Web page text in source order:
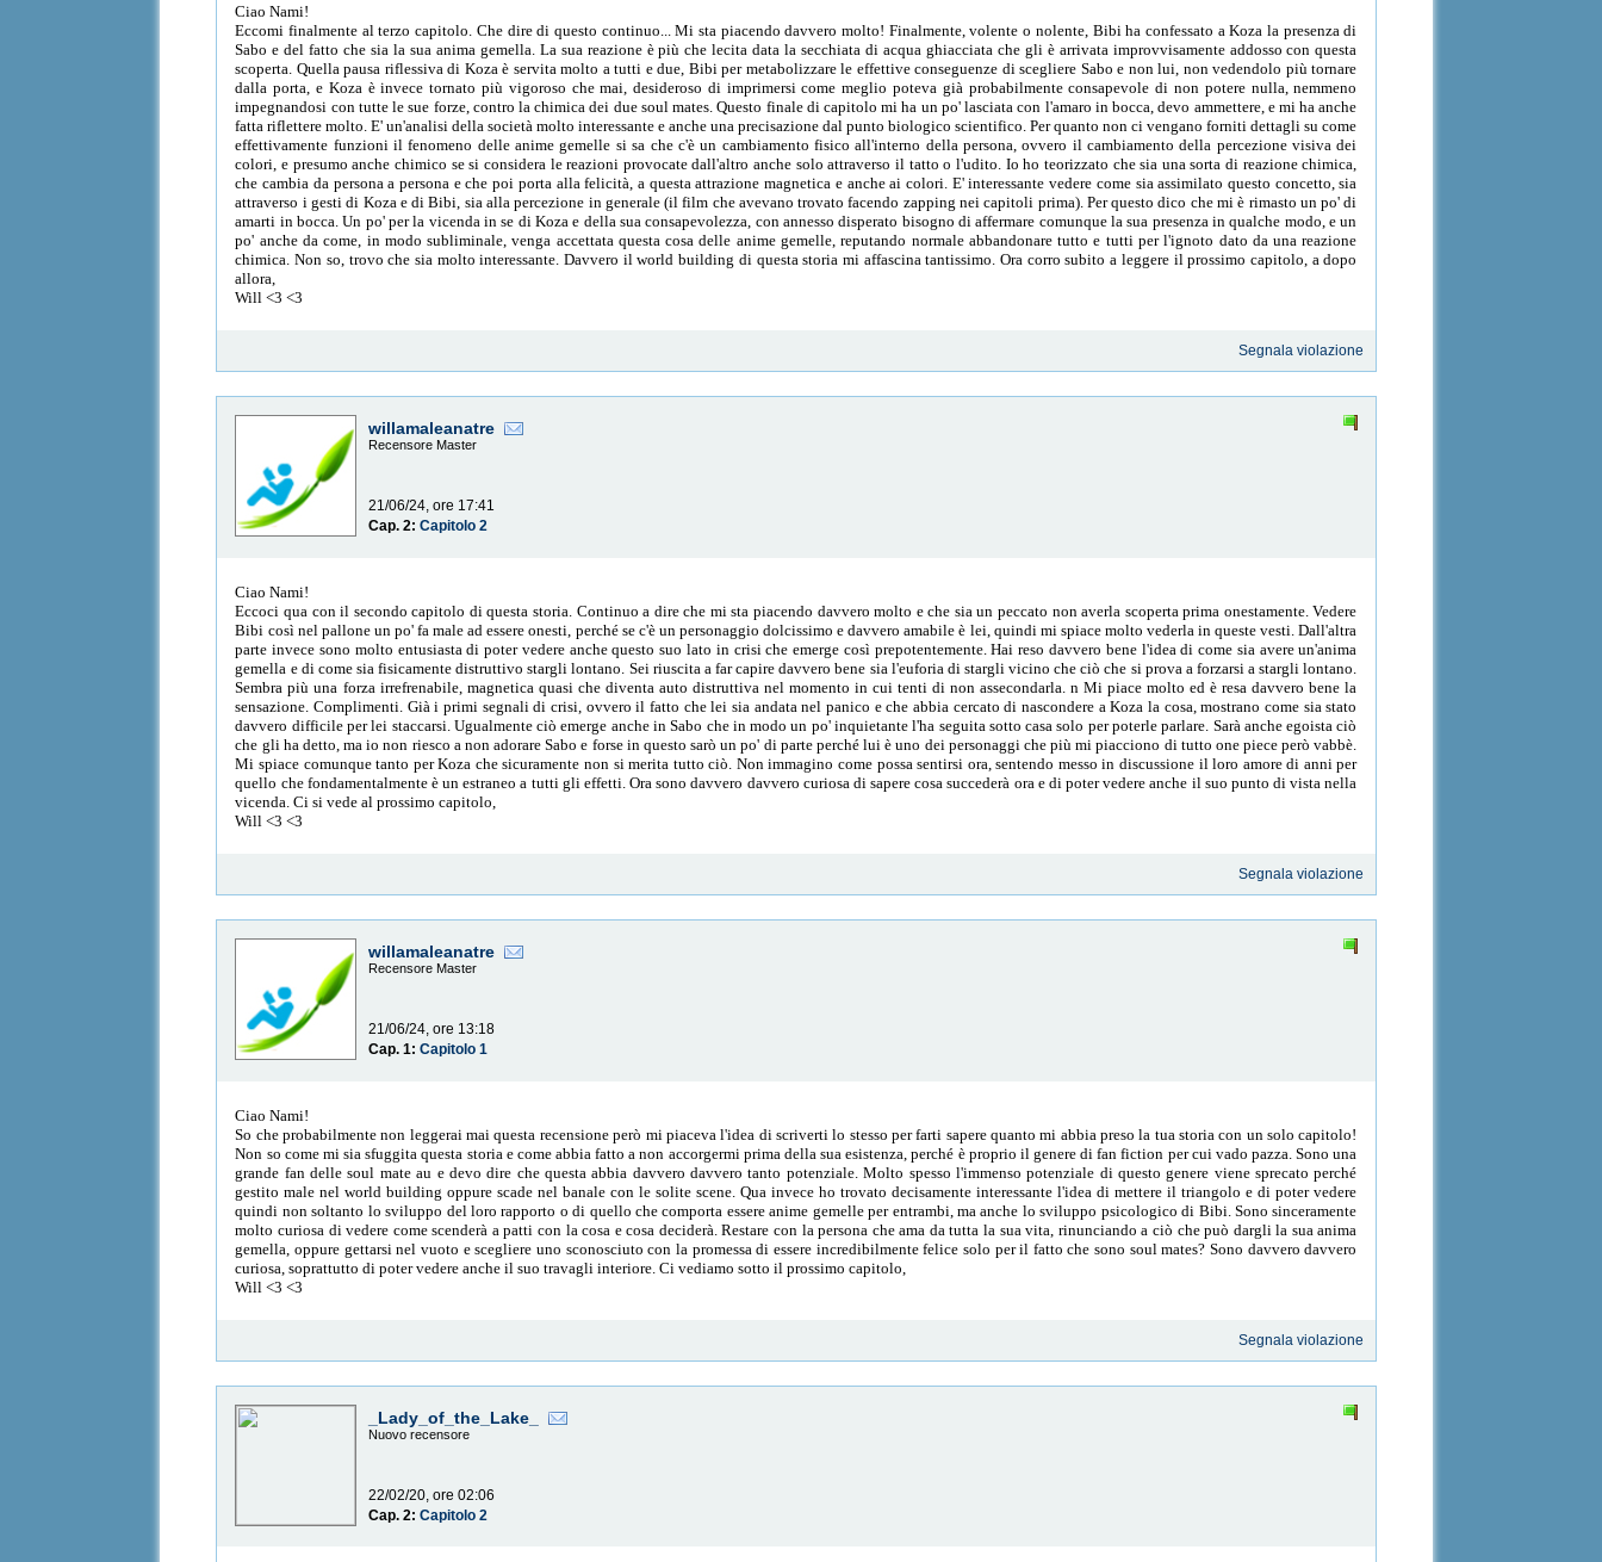
Ciao Nami!
Eccomi finalmente al terzo capitolo. Che dire di questo continuo... Mi sta piacendo davvero molto! Finalmente, volente o nolente, Bibi ha confessato a Koza la presenza di
Sabo e del fatto che sia la sua anima gemella. La sua reazione è più che lecita data la secchiata di acqua ghiacciata che gli è arrivata improvvisamente addosso con questa
scoperta. Quella pausa riflessiva di Koza è servita molto a tutti e due, Bibi per metabolizzare le effettive conseguenze di scegliere Sabo e non lui, non vedendolo più tornare
dalla porta, e Koza è invece tornato più vigoroso che mai, desideroso di imprimersi come meglio poteva già probabilmente consapevole di non potere nulla, nemmeno
impegnandosi con tutte le sue forze, contro la chimica dei due soul mates. Questo finale di capitolo mi ha un po' lasciata con l'amaro in bocca, devo ammettere, e mi ha anche
fatta riflettere molto. E' un'analisi della società molto interessante e anche una precisazione dal punto biologico scientifico. Per quanto non ci vengano forniti dettagli su come
effettivamente funzioni il fenomeno delle anime gemelle si sa che c'è un cambiamento fisico all'interno della persona, ovvero il cambiamento della percezione visiva dei
colori, e presumo anche chimico se si considera le reazioni provocate dall'altro anche solo attraverso il tatto o l'udito. Io ho teorizzato che sia una sorta di reazione chimica,
che cambia da persona a persona e che poi porta alla felicità, a questa attrazione magnetica e anche ai colori. E' interessante vedere come sia assimilato questo concetto, sia
attraverso i gesti di Koza e di Bibi, sia alla percezione in generale (il film che avevano trovato facendo zapping nei capitoli prima). Per questo dico che mi è rimasto un po' di
amarti in bocca. Un po' per la vicenda in se di Koza e della sua consapevolezza, con annesso disperato bisogno di affermare comunque la sua presenza in qualche modo, e un
po' anche da come, in modo subliminale, venga accettata questa cosa delle anime gemelle, reputando normale abbandonare tutto e tutti per l'ignoto dato da una reazione
chimica. Non so, trovo che sia molto interessante. Davvero il world building di questa storia mi affascina tantissimo. Ora corro subito a leggere il prossimo capitolo, a dopo
allora,
Will <3 <3
Segnala violazione
willamaleanatre
Recensore Master
21/06/24, ore 17:41
Cap. 2:Capitolo 2
Ciao Nami!
Eccoci qua con il secondo capitolo di questa storia. Continuo a dire che mi sta piacendo davvero molto e che sia un peccato non averla scoperta prima onestamente. Vedere
Bibi così nel pallone un po' fa male ad essere onesti, perché se c'è un personaggio dolcissimo e davvero amabile è lei, quindi mi spiace molto vederla in queste vesti. Dall'altra
parte invece sono molto entusiasta di poter vedere anche questo suo lato in crisi che emerge così prepotentemente. Hai reso davvero bene l'idea di come sia avere un'anima
gemella e di come sia fisicamente distruttivo stargli lontano. Sei riuscita a far capire davvero bene sia l'euforia di stargli vicino che ciò che si prova a forzarsi a stargli lontano.
Sembra più una forza irrefrenabile, magnetica quasi che diventa auto distruttiva nel momento in cui tenti di non assecondarla. n Mi piace molto ed è resa davvero bene la
sensazione. Complimenti. Già i primi segnali di crisi, ovvero il fatto che lei sia andata nel panico e che abbia cercato di nascondere a Koza la cosa, mostrano come sia stato
davvero difficile per lei staccarsi. Ugualmente ciò emerge anche in Sabo che in modo un po' inquietante l'ha seguita sotto casa solo per poterle parlare. Sarà anche egoista ciò
che gli ha detto, ma io non riesco a non adorare Sabo e forse in questo sarò un po' di parte perché lui è uno dei personaggi che più mi piacciono di tutto one piece però vabbè.
Mi spiace comunque tanto per Koza che sicuramente non si merita tutto ciò. Non immagino come possa sentirsi ora, sentendo messo in discussione il loro amore di anni per
quello che fondamentalmente è un estraneo a tutti gli effetti. Ora sono davvero davvero curiosa di sapere cosa succederà ora e di poter vedere anche il suo punto di vista nella
vicenda. Ci si vede al prossimo capitolo,
Will <3 <3
Segnala violazione
willamaleanatre
Recensore Master
21/06/24, ore 13:18
Cap. 1:Capitolo 1
Ciao Nami!
So che probabilmente non leggerai mai questa recensione però mi piaceva l'idea di scriverti lo stesso per farti sapere quanto mi abbia preso la tua storia con un solo capitolo!
Non so come mi sia sfuggita questa storia e come abbia fatto a non accorgermi prima della sua esistenza, perché è proprio il genere di fan fiction per cui vado pazza. Sono una
grande fan delle soul mate au e devo dire che questa abbia davvero davvero tanto potenziale. Molto spesso l'immenso potenziale di questo genere viene sprecato perché
gestito male nel world building oppure scade nel banale con le solite scene. Qua invece ho trovato decisamente interessante l'idea di mettere il triangolo e di poter vedere
quindi non soltanto lo sviluppo del loro rapporto o di quello che comporta essere anime gemelle per entrambi, ma anche lo sviluppo psicologico di Bibi. Sono sinceramente
molto curiosa di vedere come scenderà a patti con la cosa e cosa deciderà. Restare con la persona che ama da tutta la sua vita, rinunciando a ciò che può dargli la sua anima
gemella, oppure gettarsi nel vuoto e scegliere uno sconosciuto con la promessa di essere incredibilmente felice solo per il fatto che sono soul mates? Sono davvero davvero
curiosa, soprattutto di poter vedere anche il suo travagli interiore. Ci vediamo sotto il prossimo capitolo,
Will <3 <3
Segnala violazione
_Lady_of_the_Lake_
Nuovo recensore
22/02/20, ore 02:06
Cap. 2:Capitolo 2